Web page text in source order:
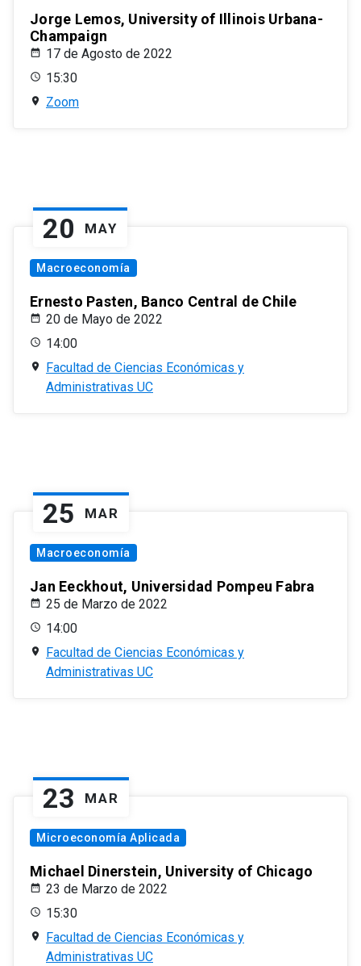
Jorge Lemos, University of Illinois Urbana-
Champaign
17 de Agosto de 2022
15:30
Zoom
20 MAY
Macroeconomía
Ernesto Pasten, Banco Central de Chile
20 de Mayo de 2022
14:00
Facultad de Ciencias Económicas y
Administrativas UC
25 MAR
Macroeconomía
Jan Eeckhout, Universidad Pompeu Fabra
25 de Marzo de 2022
14:00
Facultad de Ciencias Económicas y
Administrativas UC
23 MAR
Microeconomía Aplicada
Michael Dinerstein, University of Chicago
23 de Marzo de 2022
15:30
Facultad de Ciencias Económicas y
Administrativas UC